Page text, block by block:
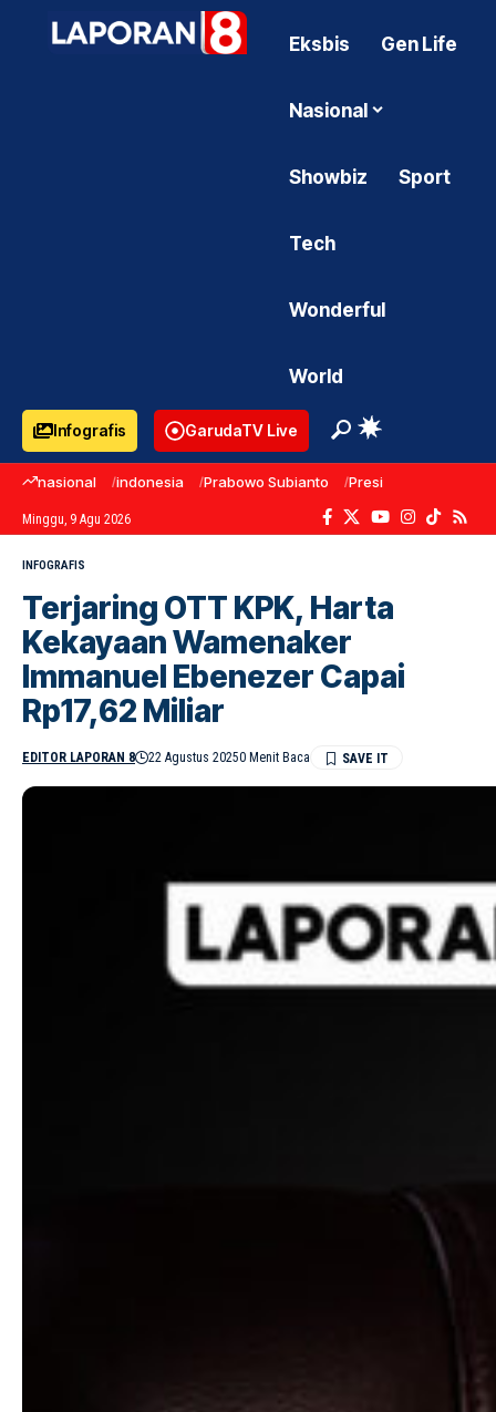
Eksbis Gen Life
Nasional
Showbiz Sport
Tech
Wonderful
World
Infografis GarudaTV Live
nasional indonesia Prabowo Subianto Presiden Prabowo
Minggu, 9 Agu 2026
INFOGRAFIS
Terjaring OTT KPK, Harta
Kekayaan Wamenaker
Immanuel Ebenezer Capai
Rp17,62 Miliar
EDITOR LAPORAN 8 22 Agustus 20250 Menit Baca